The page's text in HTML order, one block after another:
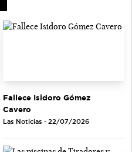
Fallece Isidoro Gómez
Cavero
Las Noticias - 22/07/2026